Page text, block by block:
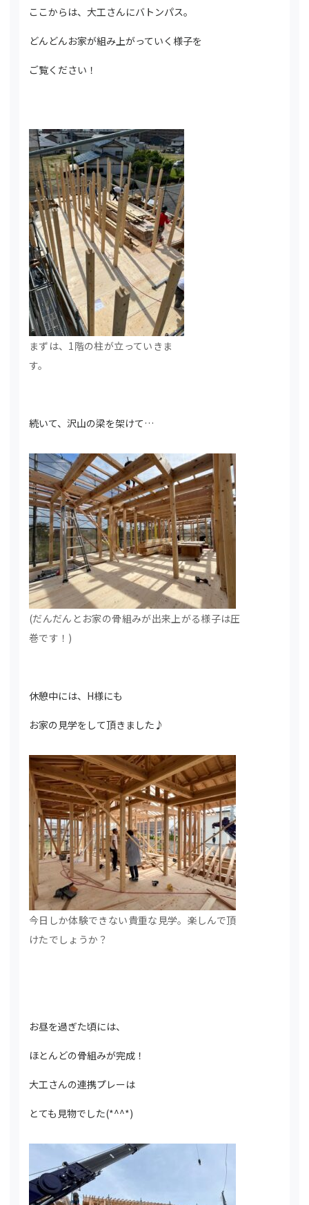
ここからは、大工さんにバトンパス。
どんどんお家が組み上がっていく様子を
ご覧ください！
まずは、1階の柱が立っていきま
す。
続いて、沢山の梁を架けて…
(だんだんとお家の骨組みが出来上がる様子は圧
巻です！)
休憩中には、H様にも
お家の見学をして頂きました♪
今日しか体験できない貴重な見学。楽しんで頂
けたでしょうか？
お昼を過ぎた頃には、
ほとんどの骨組みが完成！
大工さんの連携プレーは
とても見物でした(*^^*)